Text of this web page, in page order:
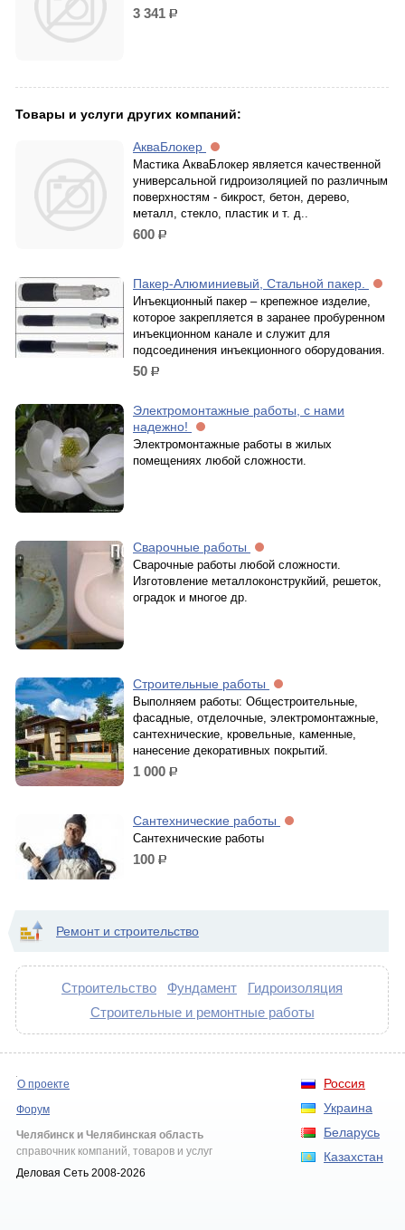
3 341 р.
Товары и услуги других компаний:
АкваБлокер
Мастика АкваБлокер является качественной
универсальной гидроизоляцией по различным
поверхностям - бикрост, бетон, дерево,
металл, стекло, пластик и т. д..
600 р.
Пакер-Алюминиевый, Стальной пакер.
Инъекционный пакер – крепежное изделие,
которое закрепляется в заранее пробуренном
инъекционном канале и служит для
подсоединения инъекционного оборудования.
50 р.
Электромонтажные работы, с нами
надежно!
Электромонтажные работы в жилых
помещениях любой сложности.
Сварочные работы
Сварочные работы любой сложности.
Изготовление металлоконструкйий, решеток,
оградок и многое др.
Строительные работы
Выполняем работы: Общестроительные,
фасадные, отделочные, электромонтажные,
сантехнические, кровельные, каменные,
нанесение декоративных покрытий.
1 000 р.
Сантехнические работы
Сантехнические работы
100 р.
Ремонт и строительство
Строительство Фундамент
Гидроизоляция
Строительные и ремонтные работы
Россия
Украина
Беларусь
Казахстан
О проекте
Форум
Челябинск и Челябинская область
справочник компаний, товаров и услуг
Деловая Сеть 2008-2026